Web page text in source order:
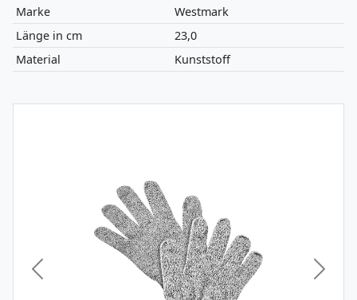
Marke
Westmark
Länge in cm
23,0
Material
Kunststoff
Vorheriges Bild